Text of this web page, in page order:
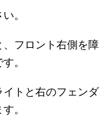
。
フロント右側を障
。
トと右のフェンダ
。